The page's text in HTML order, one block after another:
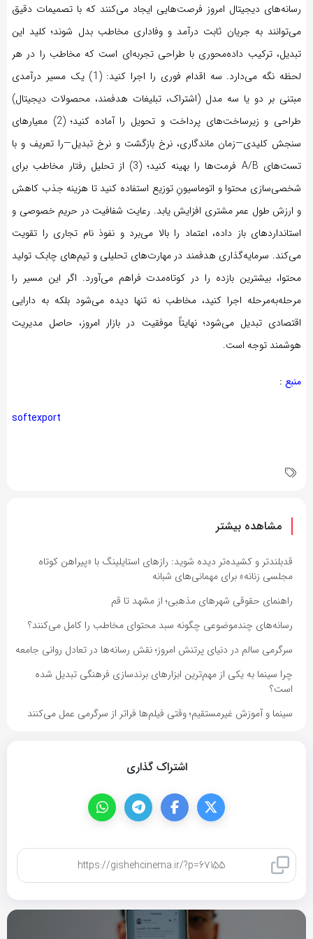
رسانه‌های دیجیتال امروز فرصت‌هایی ایجاد می‌کنند که با تصمیمات دقیق
می‌توانند به جریان ثابت درآمد و وفاداری مخاطب بدل شوند؛ کلید این
تبدیل، ترکیب داده‌محوری با طراحی تجربه‌ای است که مخاطب را در هر
لحظه نگه می‌دارد. سه اقدام فوری را اجرا کنید: (1) یک مسیر درآمدی
مبتنی بر دو یا سه مدل (اشتراک، تبلیغات هدفمند، محصولات دیجیتال)
طراحی و زیرساخت‌های پرداخت و تحویل را آماده کنید؛ (2) معیارهای
سنجش کلیدی—زمان ماندگاری، نرخ بازگشت و نرخ تبدیل—را تعریف و با
تست‌های A/B فرمت‌ها را بهینه کنید؛ (3) از تحلیل رفتار مخاطب برای
شخصی‌سازی محتوا و اتوماسیونِ توزیع استفاده کنید تا هزینه جذب کاهش
و ارزش طول عمر مشتری افزایش یابد. رعایت شفافیت در حریم خصوصی و
استانداردهای باز داده، اعتماد را بالا می‌برد و نفوذ نام تجاری را تقویت
می‌کند. سرمایه‌گذاری هدفمند در مهارت‌های تحلیلی و تیم‌های چابک تولید
محتوا، بیشترین بازده را در کوتاه‌مدت فراهم می‌آورد. اگر این مسیر را
مرحله‌به‌مرحله اجرا کنید، مخاطب نه تنها دیده می‌شود بلکه به دارایی
اقتصادی تبدیل می‌شود؛ نهایتاً موفقیت در بازار امروز، حاصل مدیریت
هوشمند توجه است.
منبع :
softexport
مشاهده بیشتر
قدبلندتر و کشیده‌تر دیده شوید: رازهای استایلینگ با «پیراهن کوتاه
مجلسی زنانه» برای مهمانی‌های شبانه
راهنمای حقوقی شهرهای مذهبی؛ از مشهد تا قم
رسانه‌های چندموضوعی چگونه سبد محتوای مخاطب را کامل می‌کنند؟
سرگرمی سالم در دنیای پرتنش امروز؛ نقش رسانه‌ها در تعادل روانی جامعه
چرا سینما به یکی از مهم‌ترین ابزارهای برندسازی فرهنگی تبدیل شده
است؟
سینما و آموزش غیرمستقیم؛ وقتی فیلم‌ها فراتر از سرگرمی عمل می‌کنند
اشتراک گذاری